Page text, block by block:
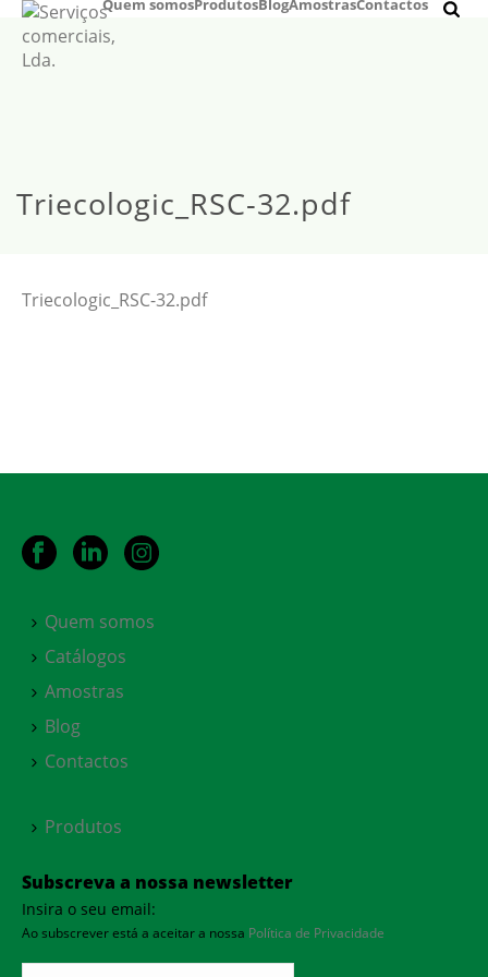
Quem somosProdutosBlogAmostrasContactos
Triecologic_RSC-32.pdf
Triecologic_RSC-32.pdf
Quem somos
Catálogos
Amostras
Blog
Contactos
Produtos
Subscreva a nossa newsletter
Insira o seu email:
Ao subscrever está a aceitar a nossa Política de Privacidade